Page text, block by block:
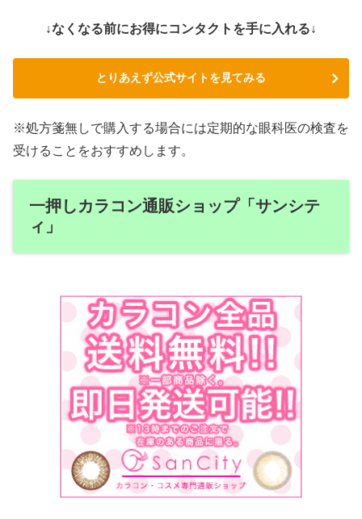
↓なくなる前にお得にコンタクトを手に入れる↓
とりあえず公式サイトを見てみる
※処方箋無しで購入する場合には定期的な眼科医の検査を
受けることをおすすめします。
一押しカラコン通販ショップ「サンシテ
ィ」